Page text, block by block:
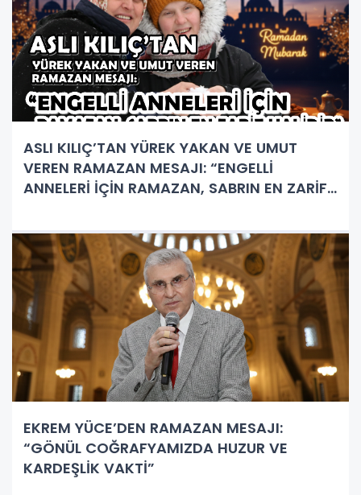
ASLI KILIÇ’TAN YÜREK YAKAN VE UMUT
VEREN RAMAZAN MESAJI: “ENGELLİ
ANNELERİ İÇİN RAMAZAN, SABRIN EN ZARİF
EKREM YÜCE’DEN RAMAZAN MESAJI:
“GÖNÜL COĞRAFYAMIZDA HUZUR VE
KARDEŞLİK VAKTİ”